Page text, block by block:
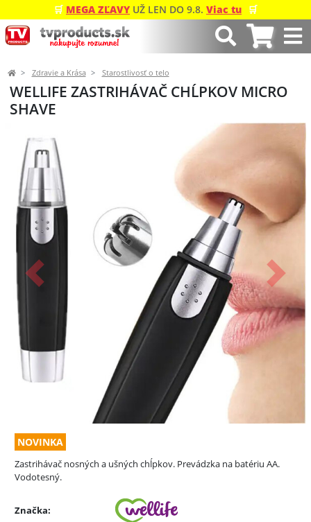
🛒 MEGA ZĽAVY UŽ LEN DO 9.8. Viac tu 🛒
Zdravie a Krása Starostlivosť o telo
WELLIFE ZASTRIHÁVAČ CHĹPKOV MICRO
SHAVE
Predchádzajúci Ďalší
NOVINKA
Zastrihávač nosných a ušných chĺpkov. Prevádzka na batériu AA.
Vodotesný.
Značka: